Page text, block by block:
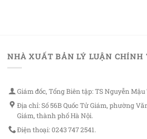
NHÀ XUẤT BẢN LÝ LUẬN CHÍNH
Giám đốc, Tổng Biên tập: TS Nguyễn Mậu
Địa chỉ: Số 56B Quốc Tử Giám, phường
Giám, thành phố Hà Nội.
Điện thoại: 0243 747 2541.